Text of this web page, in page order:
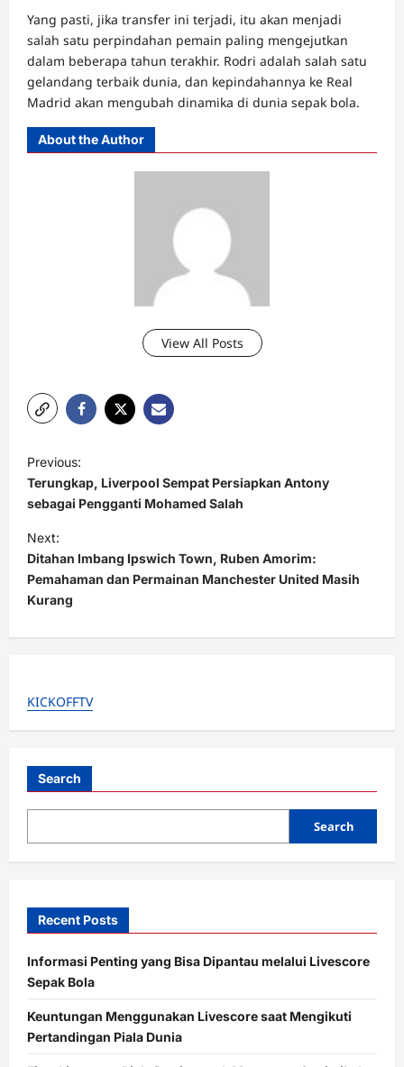
Yang pasti, jika transfer ini terjadi, itu akan menjadi
salah satu perpindahan pemain paling mengejutkan
dalam beberapa tahun terakhir. Rodri adalah salah satu
gelandang terbaik dunia, dan kepindahannya ke Real
Madrid akan mengubah dinamika di dunia sepak bola.
About the Author
View All Posts
o
s
t
n
a
a
t
o
n
Previous:
Terungkap, Liverpool Sempat Persiapkan Antony
sebagai Pengganti Mohamed Salah
Next:
Ditahan Imbang Ipswich Town, Ruben Amorim:
Pemahaman dan Permainan Manchester United Masih
Kurang
KICKOFFTV
Search
Search
Recent Posts
Informasi Penting yang Bisa Dipantau melalui Livescore
Sepak Bola
Keuntungan Menggunakan Livescore saat Mengikuti
Pertandingan Piala Dunia